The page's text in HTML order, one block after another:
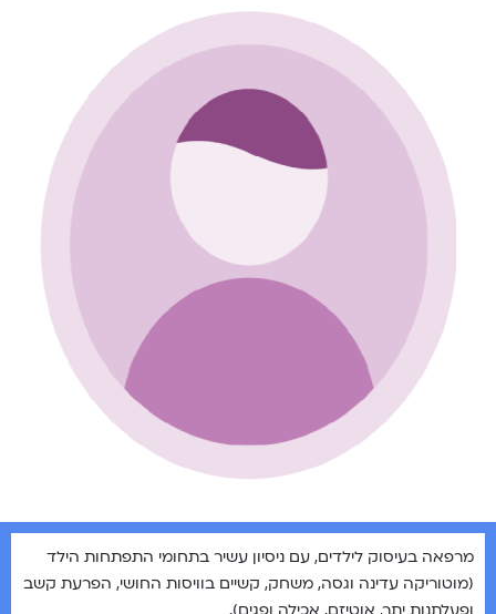
מרפאה בעיסוק לילדים, עם ניסיון עשיר בתחומי התפתחות הילד
(מוטוריקה עדינה וגסה, משחק, קשיים בוויסות החושי, הפרעת קשב